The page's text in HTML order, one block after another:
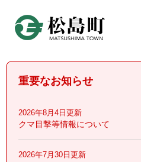
頭
重要なお知らせ
2026年8月4日更新
クマ目撃等情報について
2026年7月30日更新